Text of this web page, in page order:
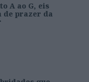
A ao G, eis
de prazer da